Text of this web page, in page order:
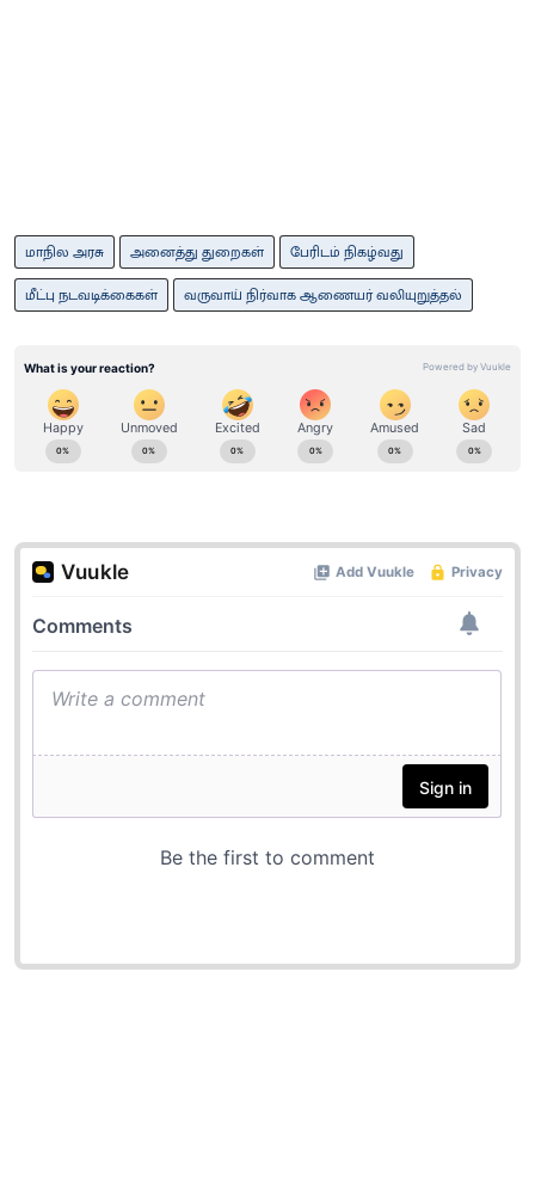
மாநில அரசு அனைத்து துறைகள்
பேரிடம் நிகழ்வது
மீட்பு நடவடிக்கைகள்
வருவாய் நிர்வாக ஆணையர் வலியுறுத்தல்